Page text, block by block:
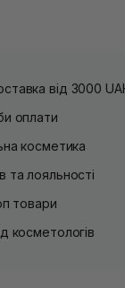
від 3000
оплати
косметика
та лояльності
товари
косметологів